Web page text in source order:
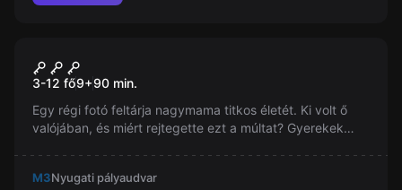
Új
Rejtély A Múltból
3-12 fő9+90 min.
Egy régi fotó feltárja nagymama titkos életét. Ki volt ő
valójában, és miért rejtegette ezt a múltat? Gyerekek
felfedezések várnak rád ebben az izgalmas
M3Nyugati pályaudvar